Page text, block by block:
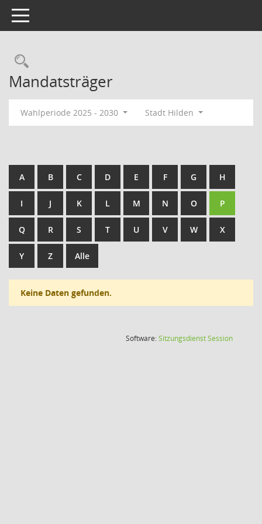
Toggle navigation
Rechercheauswahl
Mandatsträger
Wahlperiode 2025 - 2030 Stadt Hilden
A B C D E F G H
I J K L M N O P
Q R S T U V W X
Y Z Alle
Keine Daten gefunden.
Software:SitzungsdienstSession(Wird in